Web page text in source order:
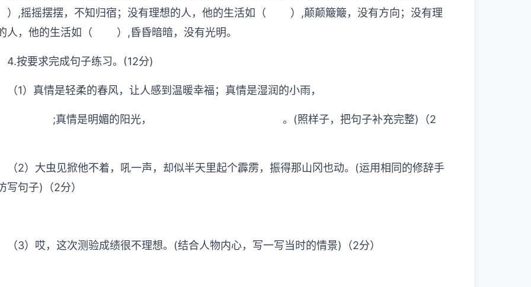
摇摆摆，不知归宿；没有理想的人，他的生活如（ ）,颠颠簸簸，没有方向；没有理
人，他的生活如（ ）,昏昏暗暗，没有光明。
4.按要求完成句子练习。(12分)
（1）真情是轻柔的春风，让人感到温暖幸福；真情是湿润的小雨，
;真情是明媚的阳光，
。(照样子，把句子补充完整)（2
（2）大虫见掀他不着，吼一声，却似半天里起个霹雳，振得那山冈也动。(运用相同的修辞手
写句子)（2分）
（3）哎，这次测验成绩很不理想。(结合人物内心，写一写当时的情景)（2分）